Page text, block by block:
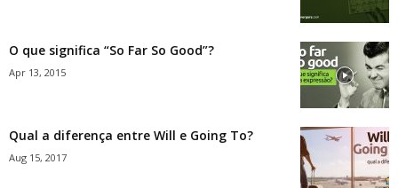
O que significa “So Far So Good”?
Apr 13, 2015
Qual a diferença entre Will e Going To?
Aug 15, 2017